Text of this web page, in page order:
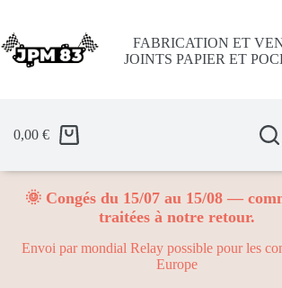
contenu
FABRICATION ET
JOINTS PAPIER ET
0,00 €
🌞 Congés du 15/07 au 15/08 —
traitées à notre retour.
Envoi par mondial Relay possible pour les
Europe